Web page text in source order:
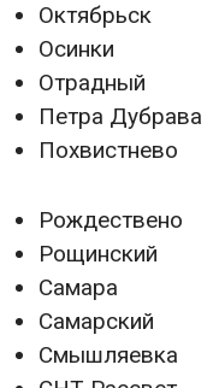
Октябрьск
Осинки
Отрадный
Петра Дубрава
Похвистнево
Рождествено
Рощинский
Самара
Самарский
Смышляевка